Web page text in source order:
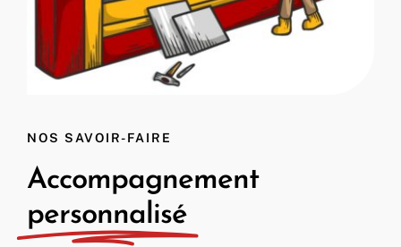
NOS SAVOIR-FAIRE
Accompagnement
personnalisé